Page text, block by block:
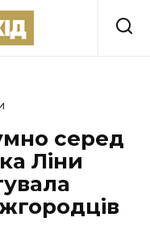
серед
Ліни